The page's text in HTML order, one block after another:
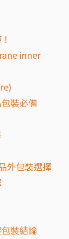
inner
裝必備
外包裝選擇
裝結論